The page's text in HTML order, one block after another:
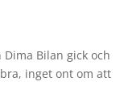
Bilan gick och
inget ont om att